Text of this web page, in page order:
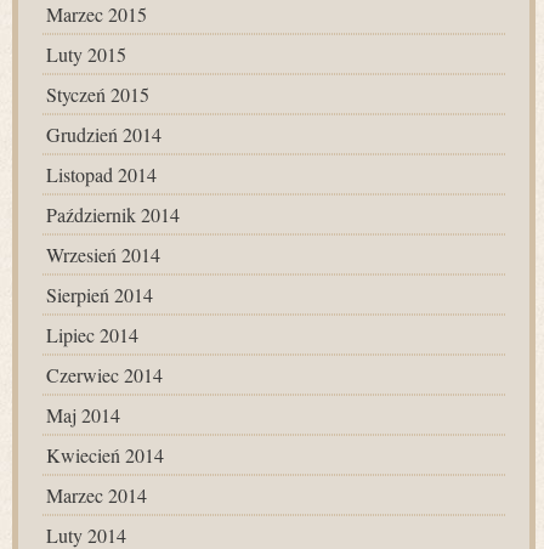
Marzec 2015
Luty 2015
Styczeń 2015
Grudzień 2014
Listopad 2014
Październik 2014
Wrzesień 2014
Sierpień 2014
Lipiec 2014
Czerwiec 2014
Maj 2014
Kwiecień 2014
Marzec 2014
Luty 2014